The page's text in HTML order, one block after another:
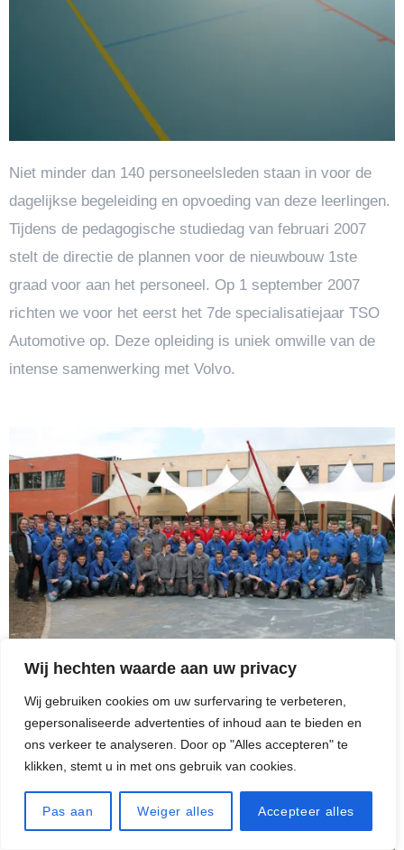
Wij hechten waarde aan uw privacy
Wij gebruiken cookies om uw surfervaring te verbeteren,
gepersonaliseerde advertenties of inhoud aan te bieden en
ons verkeer te analyseren. Door op "Alles accepteren" te
klikken, stemt u in met ons gebruik van cookies.
Pas aan Weiger alles Accepteer alles
Niet minder dan 140 personeelsleden staan in voor de
dagelijkse begeleiding en opvoeding van deze leerlingen.
Tijdens de pedagogische studiedag van februari 2007
stelt de directie de plannen voor de nieuwbouw 1ste
graad voor aan het personeel. Op 1 september 2007
richten we voor het eerst het 7de specialisatiejaar TSO
Automotive op. Deze opleiding is uniek omwille van de
intense samenwerking met Volvo.